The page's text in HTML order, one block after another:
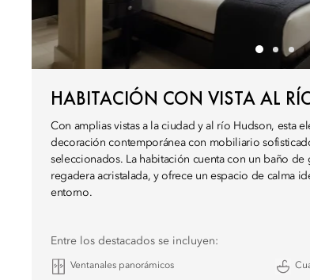
HABITACIÓN CON VISTA AL
Con amplias vistas a la ciudad y al río Hudson, esta
decoración contemporánea con mobiliario
seleccionados. La habitación cuenta con un baño
regadera acristalada, y ofrece un espacio de calma
entorno.
Entre los destacados se incluyen:
Ventanales panorámicos